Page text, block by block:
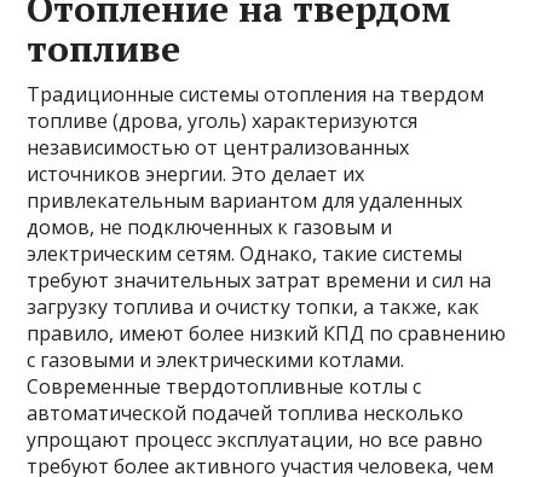
топливе
Традиционные системы отопления на твердом
топливе (дрова, уголь) характеризуются
независимостью от централизованных
источников энергии. Это делает их
привлекательным вариантом для удаленных
домов, не подключенных к газовым и
электрическим сетям. Однако, такие системы
требуют значительных затрат времени и сил на
загрузку топлива и очистку топки, а также, как
правило, имеют более низкий КПД по сравнению
с газовыми и электрическими котлами.
Современные твердотопливные котлы с
автоматической подачей топлива несколько
упрощают процесс эксплуатации, но все равно
требуют более активного участия человека, чем